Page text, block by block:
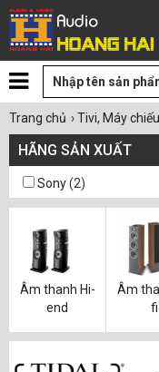
Trang chủ ›Tivi, Máy chiếu
HÃNG SẢN XUẤT
Sony(2)
Âm thanh Hi-
end
Âm
fi